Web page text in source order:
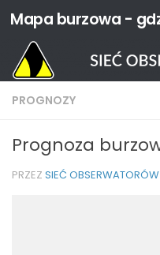
Przejdź do treści
PROGNOZY
Prognoza
PRZEZ SIEĆ